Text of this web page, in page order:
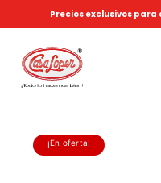
Precios exclusivos
¡En oferta!